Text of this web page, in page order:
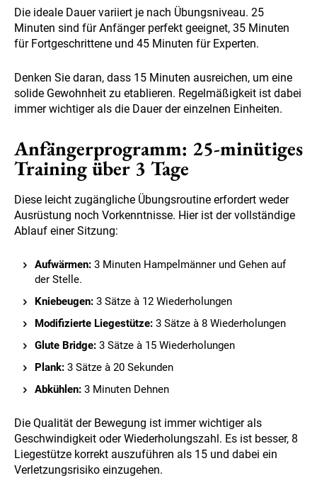
Die ideale Dauer variiert je nach Übungsniveau. 25
Minuten sind für Anfänger perfekt geeignet, 35 Minuten
für Fortgeschrittene und 45 Minuten für Experten.
Denken Sie daran, dass 15 Minuten ausreichen, um eine
solide Gewohnheit zu etablieren. Regelmäßigkeit ist dabei
immer wichtiger als die Dauer der einzelnen Einheiten.
Anfängerprogramm: 25-minütiges
Training über 3 Tage
Diese leicht zugängliche Übungsroutine erfordert weder
Ausrüstung noch Vorkenntnisse. Hier ist der vollständige
Ablauf einer Sitzung:
Aufwärmen: 3 Minuten Hampelmänner und Gehen auf
der Stelle.
Kniebeugen: 3 Sätze à 12 Wiederholungen
Modifizierte Liegestütze: 3 Sätze à 8 Wiederholungen
Glute Bridge: 3 Sätze à 15 Wiederholungen
Plank: 3 Sätze à 20 Sekunden
Abkühlen: 3 Minuten Dehnen
Die Qualität der Bewegung ist immer wichtiger als
Geschwindigkeit oder Wiederholungszahl. Es ist besser, 8
Liegestütze korrekt auszuführen als 15 und dabei ein
Verletzungsrisiko einzugehen.